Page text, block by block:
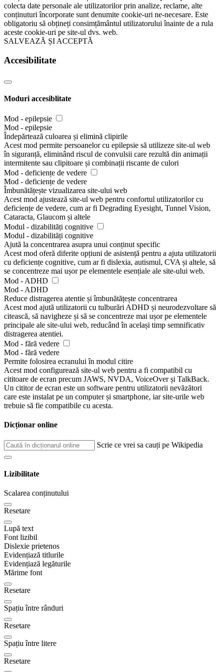
colecta date personale ale utilizatorilor prin analize, reclame, alte
conținuturi încorporate sunt denumite cookie-uri ne-necesare. Este
obligatoriu să obțineți consimțământul utilizatorului înainte de a rula
aceste cookie-uri pe site-ul dvs. web.
SALVEAZĂ ȘI ACCEPTĂ
Accesibilitate
Moduri accesiblitate
Mod - epilepsie
Mod - epilepsie
Îndepărtează culoarea și elimină clipirile
Acest mod permite persoanelor cu epilepsie să utilizeze site-ul web
în siguranță, eliminând riscul de convulsii care rezultă din animații
intermitente sau clipitoare și combinații riscante de culori
Mod - deficiențe de vedere
Mod - deficiențe de vedere
Îmbunătățește vizualizarea site-ului web
Acest mod ajustează site-ul web pentru confortul utilizatorilor cu
deficiențe de vedere, cum ar fi Degrading Eyesight, Tunnel Vision,
Cataracta, Glaucom și altele
Modul - dizabilități cognitive
Modul - dizabilități cognitive
Ajută la concentrarea asupra unui conținut specific
Acest mod oferă diferite opțiuni de asistență pentru a ajuta utilizatorii
cu deficiențe cognitive, cum ar fi dislexia, autismul, CVA și altele, să
se concentreze mai ușor pe elementele esențiale ale site-ului web.
Mod - ADHD
Mod - ADHD
Reduce distragerea atentie și îmbunătățește concentrarea
Acest mod ajută utilizatorii cu tulburări ADHD și neurodezvoltare să
citească, să navigheze și să se concentreze mai ușor pe elementele
principale ale site-ului web, reducând în același timp semnificativ
distragerea atentiei.
Mod - fără vedere
Mod - fără vedere
Permite folosirea ecranului în modul citire
Acest mod configurează site-ul web pentru a fi compatibil cu
cititoare de ecran precum JAWS, NVDA, VoiceOver și TalkBack.
Un cititor de ecran este un software pentru utilizatorii nevăzători
care este instalat pe un computer și smartphone, iar site-urile web
trebuie să fie compatibile cu acesta.
Dicționar online
Scrie ce vrei sa cauți pe Wikipedia
Lizibilitate
Scalarea conținutului
Resetare
Lupă text
Font lizibil
Dislexie prietenos
Evidențiază titlurile
Evidențiază legăturile
Mărime font
Resetare
Spațiu între rânduri
Resetare
Spațiu între litere
Resetare